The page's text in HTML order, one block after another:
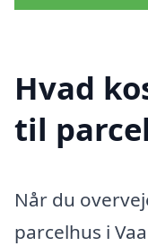
Hvad
til
Når du
parcelhus i